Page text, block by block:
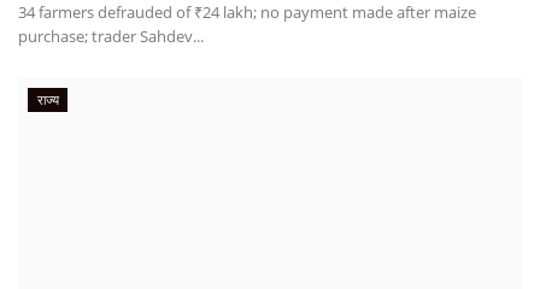
34 farmers defrauded of ₹24 lakh; no payment made after maize
purchase; trader Sahdev...
राज्य